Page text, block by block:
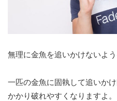
無理に金魚を追いかけないよ
一匹の金魚に固執して追いか
かかり破れやすくなりますよ。